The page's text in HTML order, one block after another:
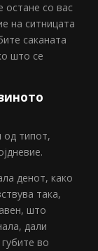
остане со вас
на ситницата
саканата
што се
од типот,
денот, како
така,
што
дали
во